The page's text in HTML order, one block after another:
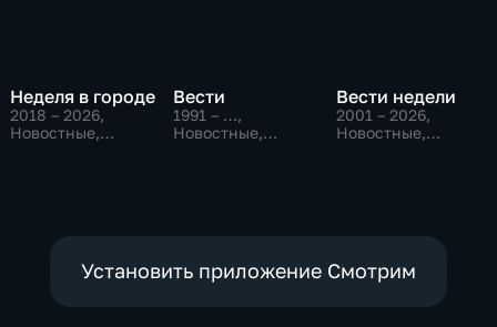
Неделя в городе
2018 – 2026,
Новостные,
Вести
1991 – …,
Новостные,
Вести недели
2001 – 2026,
Новостные,
Установить приложение Смотрим